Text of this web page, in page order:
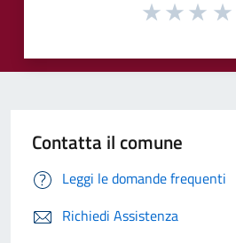
Contatta il comune
Leggi le domande frequenti
Richiedi Assistenza